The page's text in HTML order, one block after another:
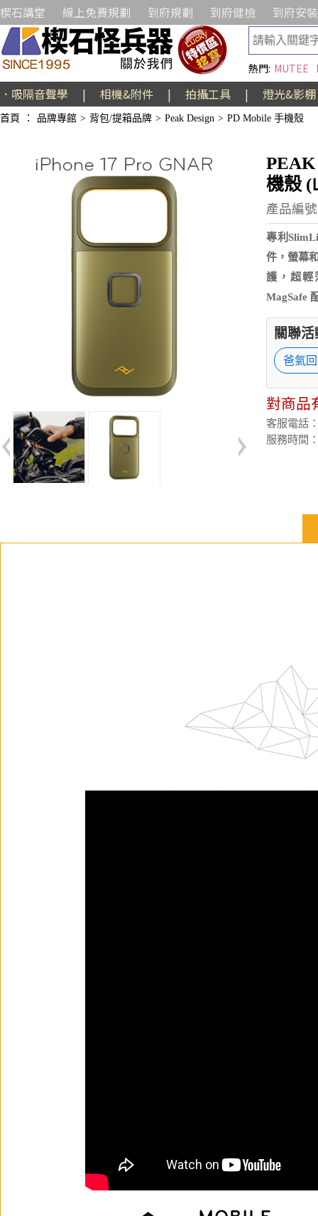
楔石講堂 線上免費規劃 到府規劃 到府健檢 到府安裝
熱門: MUTEE
．吸隔音聲學 | 相機&附件 | 拍攝工具 | 燈光&影棚
首頁 ： 品牌專館 > 背包/提箱品牌 > Peak Design > PD Mobile 手機殼
PEAK
機殼 (
產品編
專利
件，螢幕
護，超輕
MagSafe
關聯
爸氣
對商品
客服電話
服務時間